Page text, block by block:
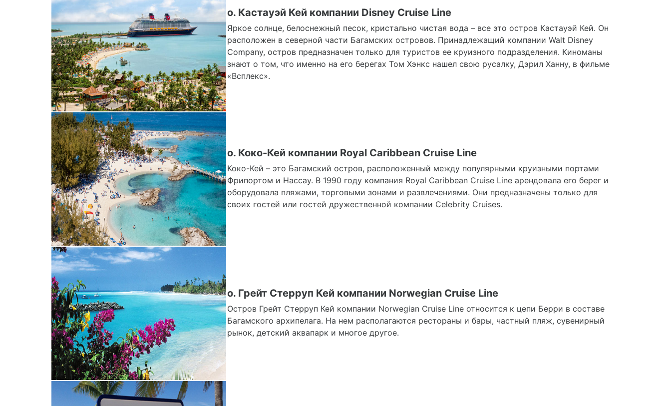
о. Кастауэй Кей компании Disney Cruise Line
Яркое солнце, белоснежный песок, кристально чистая вода – все это остров Кастауэй Кей. Он
расположен в северной части Багамских островов. Принадлежащий компании Walt Disney
Company, остров предназначен только для туристов ее круизного подразделения. Киноманы
знают о том, что именно на его берегах Том Хэнкс нашел свою русалку, Дэрил Ханну, в фильме
«Всплекс».
о. Коко-Кей компании Royal Caribbean Cruise Line
Коко-Кей – это Багамский остров, расположенный между популярными круизными портами
Фрипортом и Нассау. В 1990 году компания Royal Caribbean Cruise Line арендовала его берег и
оборудовала пляжами, торговыми зонами и развлечениями. Они предназначены только для
своих гостей или гостей дружественной компании Celebrity Cruises.
о. Грейт Стерруп Кей компании Norwegian Cruise Line
Остров Грейт Стерруп Кей компании Norwegian Cruise Line относится к цепи Берри в составе
Багамского архипелага. На нем располагаются рестораны и бары, частный пляж, сувенирный
рынок, детский аквапарк и многое другое.